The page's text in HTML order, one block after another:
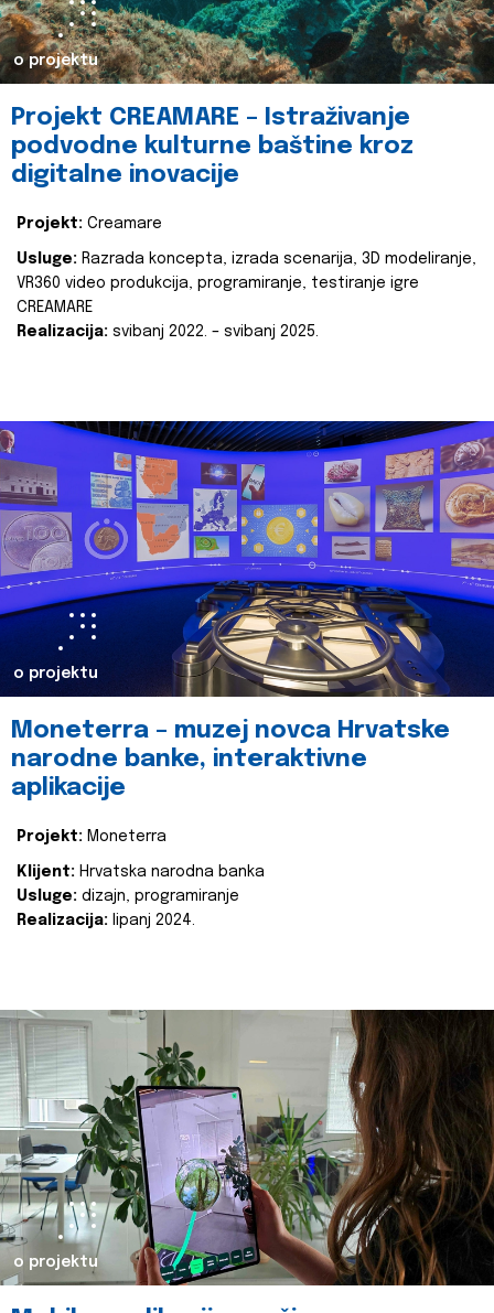
o projektu
Projekt CREAMARE – Istraživanje
podvodne kulturne baštine kroz
digitalne inovacije
Projekt: Creamare
Usluge: Razrada koncepta, izrada scenarija, 3D modeliranje,
VR360 video produkcija, programiranje, testiranje igre
CREAMARE
Realizacija: svibanj 2022. – svibanj 2025.
o projektu
Moneterra – muzej novca Hrvatske
narodne banke, interaktivne
aplikacije
Projekt: Moneterra
Klijent: Hrvatska narodna banka
Usluge: dizajn, programiranje
Realizacija: lipanj 2024.
o projektu